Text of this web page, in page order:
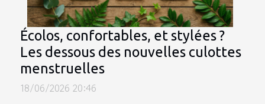
Écolos, confortables, et stylées ?
Les dessous des nouvelles culottes
menstruelles
18/06/2026 20:46